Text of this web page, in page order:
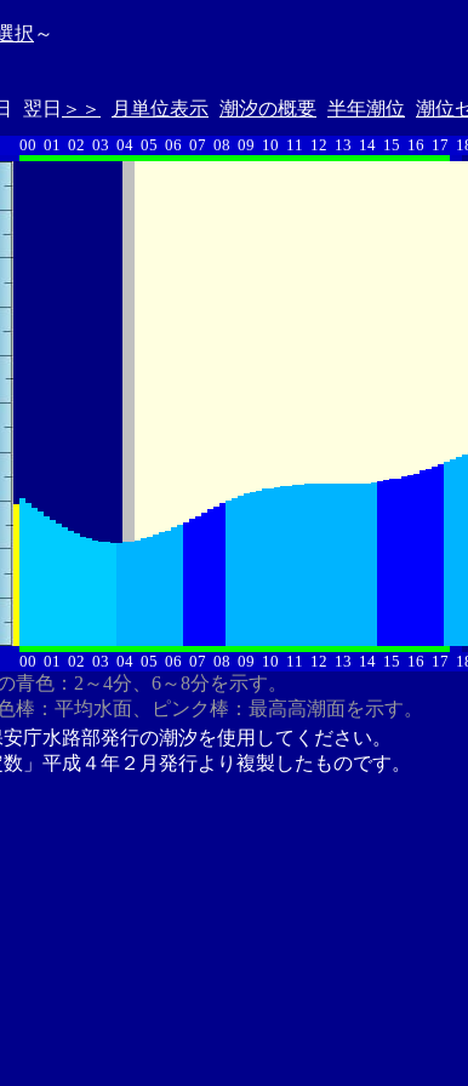
択 ～
翌日 ＞＞ 月単位表示 潮汐の概要 半年潮位 潮位
00 01 02 03 04 05 06 07 08 09 10 11 12 13 14 15 16 17
00 01 02 03 04 05 06 07 08 09 10 11 12 13 14 15 16 17
青色：2～4分、6～8分を示す。
棒：平均水面、ピンク棒：最高高潮面を示す。
庁水路部発行の潮汐を使用してください。
」平成４年２月発行より複製したものです。